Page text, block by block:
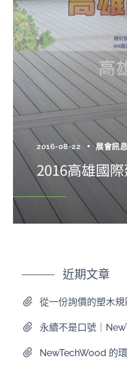
2016-08-22 展會訊
2016高雄國
近期文章
從一份詢價的塑木
永續不是口號｜
NewTechWood 的